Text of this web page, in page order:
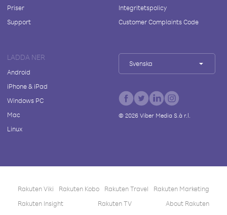
Priser
Support
Integritetspolicy
Customer Complaints Code
LADDA NER
Android
iPhone & iPad
Windows PC
Mac
Linux
Svenska
© 2026Viber Media S.à r.l.
Rakuten Viki Rakuten Kobo Rakuten Travel
Rakuten Marketing
Rakuten Insight
Rakuten TV About Rakuten